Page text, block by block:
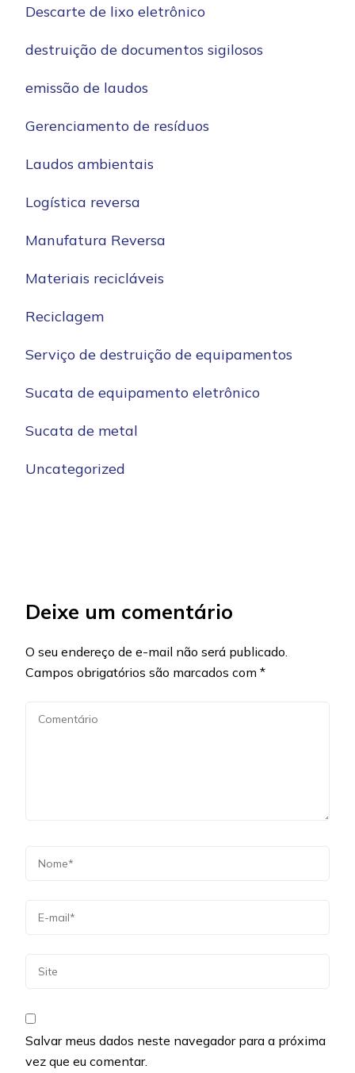
Descarte de lixo eletrônico
destruição de documentos sigilosos
emissão de laudos
Gerenciamento de resíduos
Laudos ambientais
Logística reversa
Manufatura Reversa
Materiais recicláveis
Reciclagem
Serviço de destruição de equipamentos
Sucata de equipamento eletrônico
Sucata de metal
Uncategorized
Deixe um comentário
O seu endereço de e-mail não será publicado.
Campos obrigatórios são marcados com *
Salvar meus dados neste navegador para a próxima
vez que eu comentar.